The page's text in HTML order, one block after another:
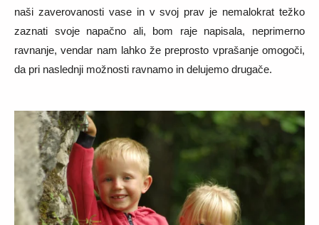
naši zaverovanosti vase in v svoj prav je nemalokrat težko
zaznati svoje napačno ali, bom raje napisala, neprimerno
ravnanje, vendar nam lahko že preprosto vprašanje omogoči,
da pri naslednji možnosti ravnamo in delujemo drugače.